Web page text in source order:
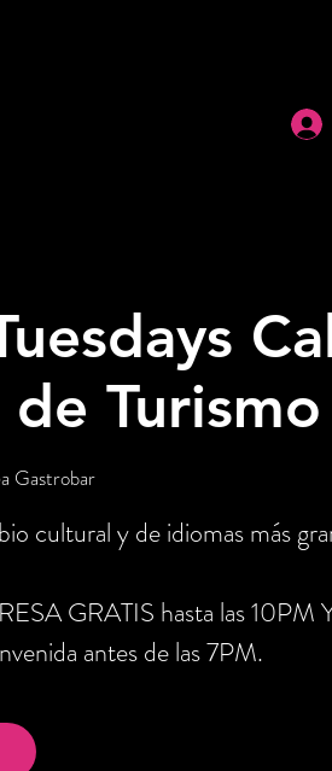
Turismo
Gastrobar
cultural y de idiomas más
GRATIS hasta las 10PM
antes de las 7PM.